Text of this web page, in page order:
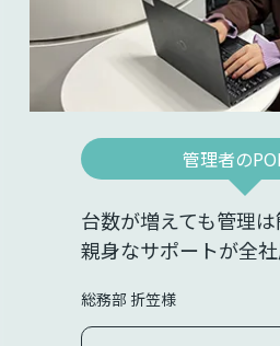
管理者の
台数が増えても管理は
親身なサポートが全
総務部 折笠様